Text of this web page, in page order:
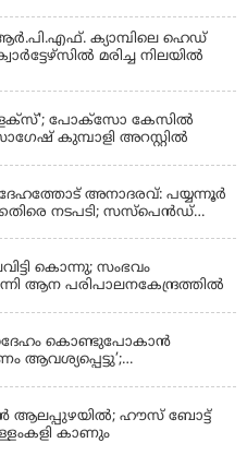
ക്യാമ്പിലെ ഹെഡ്
മരിച്ച നിലയിൽ
പോക്സോ കേസിൽ
കുമ്പാളി അറസ്റ്റിൽ
അനാദരവ്: പയ്യന്നൂർ
സസ്പെൻഡ്
കൊന്നു; സംഭവം
ആന പരിപാലനകേന്ദ്രത്തിൽ
കൊണ്ടുപോകാന്‍
ആവശ്യപ്പെട്ടു’;
ആലപ്പുഴയില്‍; ഹൗസ് ബോട്ട്
കാണും